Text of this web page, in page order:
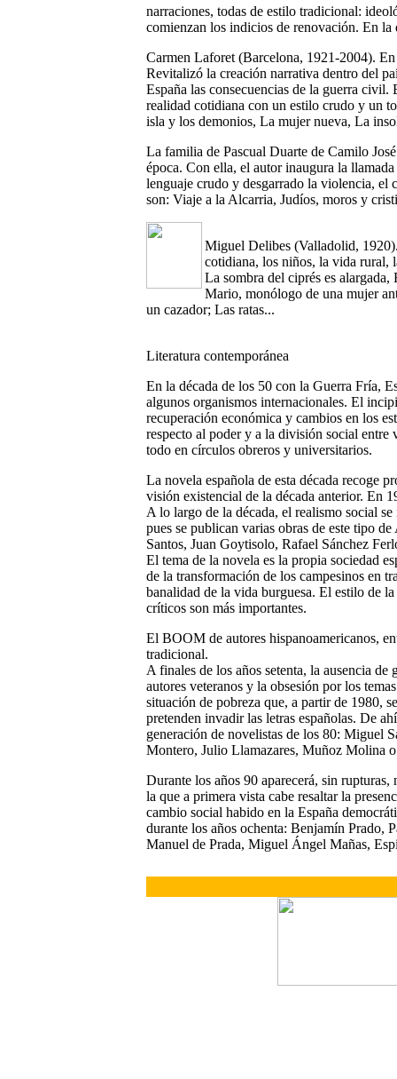
narraciones, todas de estilo tradicional:
comienzan los indicios de renovación. En la
Carmen Laforet (Barcelona, 1921-2004).
Revitalizó la creación narrativa dentro del
España las consecuencias de la guerra
realidad cotidiana con un estilo crudo y un
isla y los demonios, La mujer nueva, La
La familia de Pascual Duarte de Camilo
época. Con ella, el autor inaugura la
lenguaje crudo y desgarrado la violencia, el
son: Viaje a la Alcarria, Judíos, moros y
Miguel Delibes (Valladolid,
cotidiana, los niños, la vida rural,
La sombra del ciprés es
Mario, monólogo de una mujer
un cazador; Las ratas...
Literatura contemporánea
En la década de los 50 con la Guerra Fría,
algunos organismos internacionales. El
recuperación económica y cambios en los
respecto al poder y a la división social entre
todo en círculos obreros y universitarios.
La novela española de esta década recoge
visión existencial de la década anterior. En
A lo largo de la década, el realismo social
pues se publican varias obras de este tipo
Santos, Juan Goytisolo, Rafael Sánchez
El tema de la novela es la propia sociedad
de la transformación de los campesinos en
banalidad de la vida burguesa. El estilo de
críticos son más importantes.
El BOOM de autores hispanoamericanos,
tradicional.
A finales de los años setenta, la ausencia
autores veteranos y la obsesión por los
situación de pobreza que, a partir de 1980,
pretenden invadir las letras españolas. De
generación de novelistas de los 80: Miguel
Montero, Julio Llamazares, Muñoz Molina
Durante los años 90 aparecerá, sin
la que a primera vista cabe resaltar la
cambio social habido en la España
durante los años ochenta: Benjamín Prado,
Manuel de Prada, Miguel Ángel Mañas,